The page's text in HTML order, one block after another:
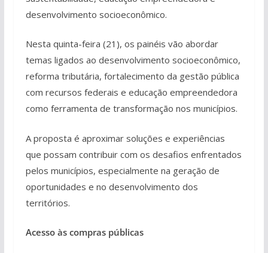
desenvolvimento socioeconômico.
Nesta quinta-feira (21), os painéis vão abordar
temas ligados ao desenvolvimento socioeconômico,
reforma tributária, fortalecimento da gestão pública
com recursos federais e educação empreendedora
como ferramenta de transformação nos municípios.
A proposta é aproximar soluções e experiências
que possam contribuir com os desafios enfrentados
pelos municípios, especialmente na geração de
oportunidades e no desenvolvimento dos
territórios.
Acesso às compras públicas